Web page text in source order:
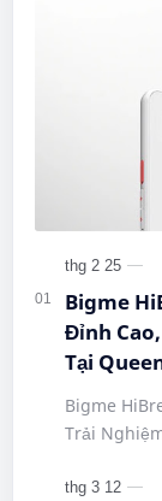
Bigme
Đỉnh
Tại
Bigme
Trải
#Hi…